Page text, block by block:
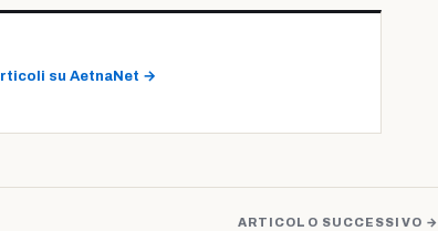
su AetnaNet →
ARTICOLO SUCCESSIVO →